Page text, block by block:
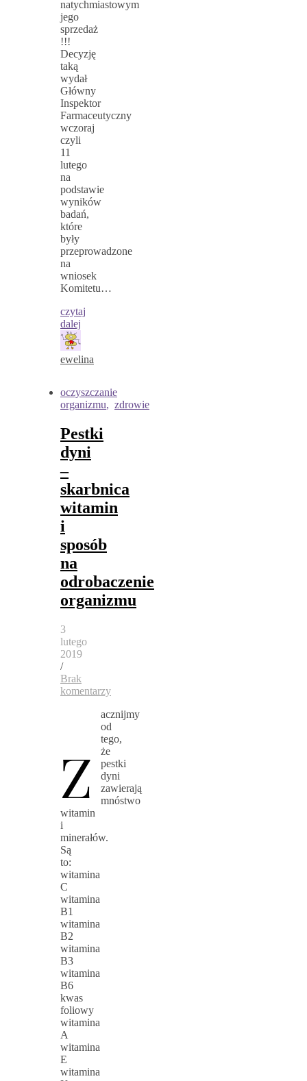
natychmiastowym
jego
sprzedaż
!!!
Decyzję
taką
wydał
Główny
Inspektor
Farmaceutyczny
wczoraj
czyli
11
lutego
na
podstawie
wyników
badań,
które
były
przeprowadzone
na
wniosek
Komitetu…
czytaj
dalej
ewelina
oczyszczanie
organizmu, zdrowie
Pestki
dyni
–
skarbnica
witamin
i
sposób
na
odrobaczenie
organizmu
3
lutego
2019
/
Brak
komentarzy
Z
acznijmy
od
tego,
że
pestki
dyni
zawierają
mnóstwo
witamin
i
minerałów.
Są
to:
witamina
C
witamina
B1
witamina
B2
witamina
B3
witamina
B6
kwas
foliowy
witamina
A
witamina
E
witamina